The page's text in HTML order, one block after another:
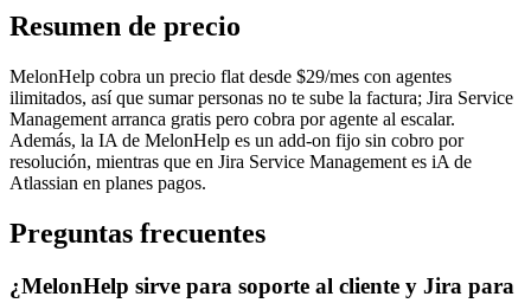
Resumen de precio
MelonHelp cobra un precio flat desde $29/mes con agentes
ilimitados, así que sumar personas no te sube la factura; Jira Service
Management arranca gratis pero cobra por agente al escalar.
Además, la IA de MelonHelp es un add-on fijo sin cobro por
resolución, mientras que en Jira Service Management es iA de
Atlassian en planes pagos.
Preguntas frecuentes
¿MelonHelp sirve para soporte al cliente y Jira para